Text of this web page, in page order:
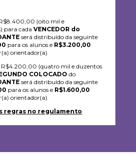
(oito mil e
para cadaVENCEDOR do
será distribuído da seguinte
para os alunos e R$3.200,00
orientador(a).
R$4.200,00 (quatro mil e duzentos
COLOCADO do
será distribuído da seguinte
para os alunos e R$1.600,00
orientador(a).
regras no regulamento.